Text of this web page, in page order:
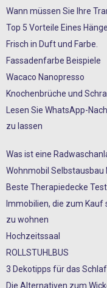
Wann müssen Sie Ihre
Top 5 Vorteile Eines
Frisch in Duft und Farbe.
Fassadenfarbe Beispiele
Wacaco Nanopresso
Knochenbrüche und
Lesen Sie WhatsApp-
zu lassen
Was ist eine
Wohnmobil
Beste Therapiedecke Test
Immobilien, die zum Kauf
zu wohnen
Hochzeitssaal
ROLLSTUHLBUS
3 Dekotipps für das
Die Alternativen zum